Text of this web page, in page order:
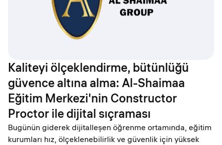
Kaliteyi ölçeklendirme, bütünlüğü
güvence altına alma: Al-Shaimaa
Eğitim Merkezi'nin Constructor
Proctor ile dijital sıçraması
Bugünün giderek dijitalleşen öğrenme ortamında, eğitim
kurumları hız, ölçeklenebilirlik ve güvenlik için yüksek